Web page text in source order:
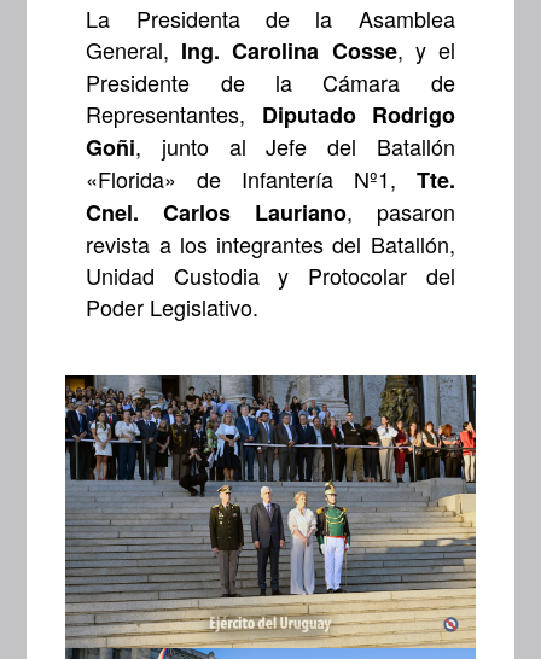
La Presidenta de la Asamblea
General, Ing. Carolina Cosse, y el
Presidente de la Cámara de
Representantes, Diputado Rodrigo
Goñi, junto al Jefe del Batallón
«Florida» de Infantería Nº1, Tte.
Cnel. Carlos Lauriano, pasaron
revista a los integrantes del Batallón,
Unidad Custodia y Protocolar del
Poder Legislativo.